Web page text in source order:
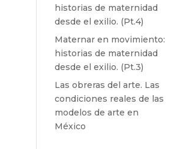
historias de maternidad
desde el exilio. (Pt.4)
Maternar en movimiento:
historias de maternidad
desde el exilio. (Pt.3)
Las obreras del arte. Las
condiciones reales de las
modelos de arte en
México